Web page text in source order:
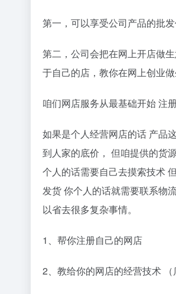
第一，可以享受公司产品的批
第二，公司会把在网上开店做
于自己的店，教你在网上创业做
咱们网店服务从最基础开始 注
如果是个人经营网店的话 产品
到人家的底价， 但咱提供的货
个人的话需要自己去摸索技术
发货 你个人的话就需要联系物
以省去很多复杂事情。
1、帮你注册自己的网店
2、教给你的网店的经营技术